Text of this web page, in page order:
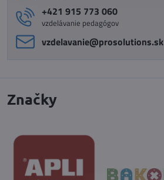
+421 915 773 060
vzdelávanie pedagógov
vzdelavanie​@prosolutions​.sk
Značky